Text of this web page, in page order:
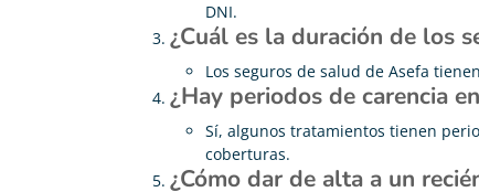
DNI.
¿Cuál es la duración de los
Los seguros de salud de Asefa
¿Hay periodos de carencia
Sí, algunos tratamientos tienen
coberturas.
¿Cómo dar de alta a un